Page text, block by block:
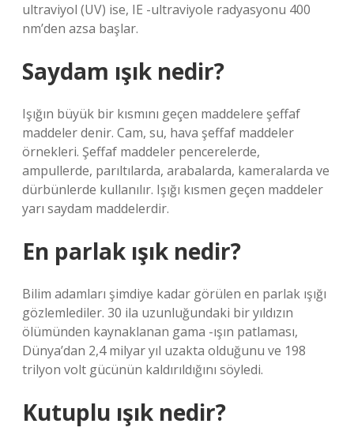
ultraviyol (UV) ise, IE -ultraviyole radyasyonu 400
nm’den azsa başlar.
Saydam ışık nedir?
Işığın büyük bir kısmını geçen maddelere şeffaf
maddeler denir. Cam, su, hava şeffaf maddeler
örnekleri. Şeffaf maddeler pencerelerde,
ampullerde, parıltılarda, arabalarda, kameralarda ve
dürbünlerde kullanılır. Işığı kısmen geçen maddeler
yarı saydam maddelerdir.
En parlak ışık nedir?
Bilim adamları şimdiye kadar görülen en parlak ışığı
gözlemlediler. 30 ila uzunluğundaki bir yıldızın
ölümünden kaynaklanan gama -ışın patlaması,
Dünya’dan 2,4 milyar yıl uzakta olduğunu ve 198
trilyon volt gücünün kaldırıldığını söyledi.
Kutuplu ışık nedir?